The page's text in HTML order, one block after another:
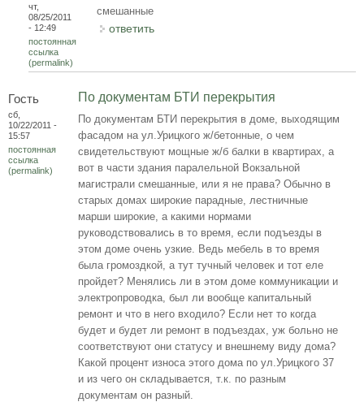
чт,
08/25/2011
- 12:49
постоянная
ссылка
(permalink)
смешанные
ответить
Гость
сб,
10/22/2011 -
15:57
постоянная
ссылка
(permalink)
По документам БТИ перекрытия
По документам БТИ перекрытия в доме, выходящим
фасадом на ул.Урицкого ж/бетонные, о чем
свидетельствуют мощные ж/б балки в квартирах, а
вот в части здания паралельной Вокзальной
магистрали смешанные, или я не права? Обычно в
старых домах широкие парадные, лестничные
марши широкие, а какими нормами
руководствовались в то время, если подъезды в
этом доме очень узкие. Ведь мебель в то время
была громоздкой, а тут тучный человек и тот еле
пройдет? Менялись ли в этом доме коммуникации и
электропроводка, был ли вообще капитальный
ремонт и что в него входило? Если нет то когда
будет и будет ли ремонт в подъездах, уж больно не
соответствуют они статусу и внешнему виду дома?
Какой процент износа этого дома по ул.Урицкого 37
и из чего он складывается, т.к. по разным
документам он разный.